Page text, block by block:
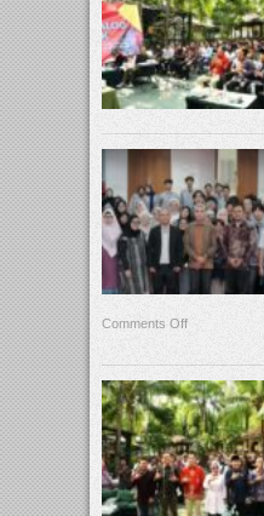
Comments Off